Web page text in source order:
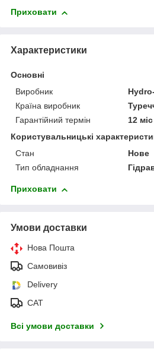
Приховати
Характеристики
Основні
Виробник
Країна виробник
Гарантійний термін
12 міс
Користувальницькі
Стан
Нове
Тип обладнання
Приховати
Умови доставки
Нова Пошта
Самовивіз
Delivery
САТ
Всі умови доставки